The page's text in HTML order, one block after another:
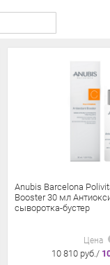
Anubis Barcelona
Booster 30 мл
сыворотка-бустер
Цена
10 810 руб./